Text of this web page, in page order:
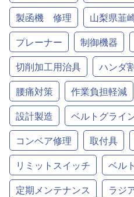
製函機 修理
山梨県韮
プレーナー
制御機器
切削加工用治具
ハンダ
腰痛対策
作業負担軽減
設計製造
ベルトグライ
コンベア修理
取付具
リミットスイッチ
ベル
定期メンテナンス
ラジ